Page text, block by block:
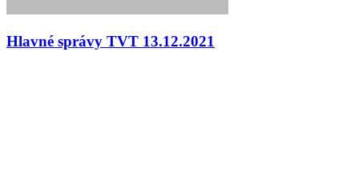
Hlavné správy TVT 13.12.2021